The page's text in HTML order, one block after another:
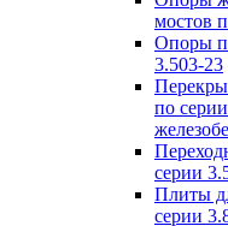
мостов
Опоры
3.503-23
по
серии
Плиты
серии